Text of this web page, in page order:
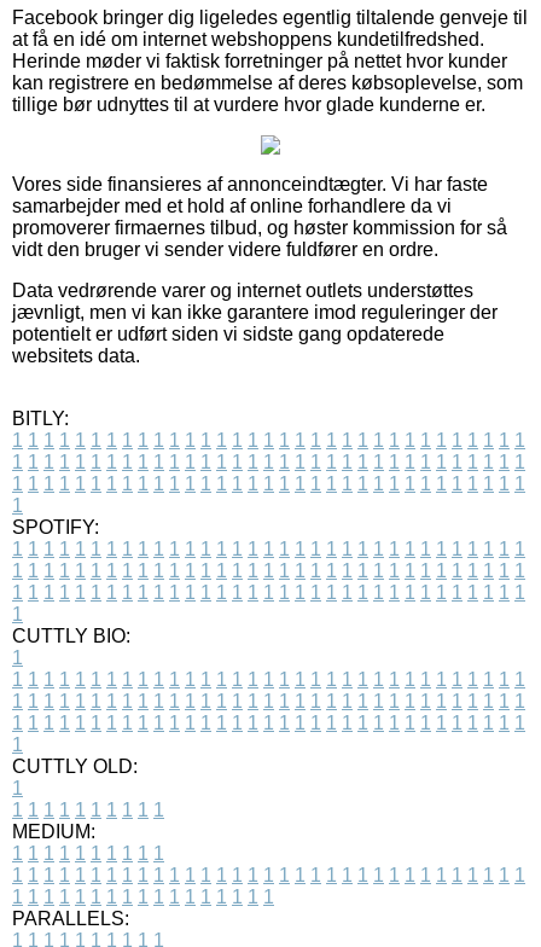
Facebook bringer dig ligeledes egentlig tiltalende genveje til
at få en idé om internet webshoppens kundetilfredshed.
Herinde møder vi faktisk forretninger på nettet hvor kunder
kan registrere en bedømmelse af deres købsoplevelse, som
tillige bør udnyttes til at vurdere hvor glade kunderne er.
Vores side finansieres af annonceindtægter. Vi har faste
samarbejder med et hold af online forhandlere da vi
promoverer firmaernes tilbud, og høster kommission for så
vidt den bruger vi sender videre fuldfører en ordre.
Data vedrørende varer og internet outlets understøttes
jævnligt, men vi kan ikke garantere imod reguleringer der
potentielt er udført siden vi sidste gang opdaterede
websitets data.
BITLY:
1 1 1 1 1 1 1 1 1 1 1 1 1 1 1 1 1 1 1 1 1 1 1 1 1 1 1 1 1 1 1 1 1
1 1 1 1 1 1 1 1 1 1 1 1 1 1 1 1 1 1 1 1 1 1 1 1 1 1 1 1 1 1 1 1 1
1 1 1 1 1 1 1 1 1 1 1 1 1 1 1 1 1 1 1 1 1 1 1 1 1 1 1 1 1 1 1 1 1
1
SPOTIFY:
1 1 1 1 1 1 1 1 1 1 1 1 1 1 1 1 1 1 1 1 1 1 1 1 1 1 1 1 1 1 1 1 1
1 1 1 1 1 1 1 1 1 1 1 1 1 1 1 1 1 1 1 1 1 1 1 1 1 1 1 1 1 1 1 1 1
1 1 1 1 1 1 1 1 1 1 1 1 1 1 1 1 1 1 1 1 1 1 1 1 1 1 1 1 1 1 1 1 1
1
CUTTLY BIO:
1
1 1 1 1 1 1 1 1 1 1 1 1 1 1 1 1 1 1 1 1 1 1 1 1 1 1 1 1 1 1 1 1 1
1 1 1 1 1 1 1 1 1 1 1 1 1 1 1 1 1 1 1 1 1 1 1 1 1 1 1 1 1 1 1 1 1
1 1 1 1 1 1 1 1 1 1 1 1 1 1 1 1 1 1 1 1 1 1 1 1 1 1 1 1 1 1 1 1 1
1
CUTTLY OLD:
1
1 1 1 1 1 1 1 1 1 1
MEDIUM:
1 1 1 1 1 1 1 1 1 1
1 1 1 1 1 1 1 1 1 1 1 1 1 1 1 1 1 1 1 1 1 1 1 1 1 1 1 1 1 1 1 1 1
1 1 1 1 1 1 1 1 1 1 1 1 1 1 1 1 1
PARALLELS:
1 1 1 1 1 1 1 1 1 1